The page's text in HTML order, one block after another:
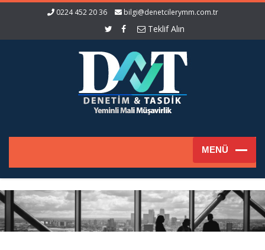
0224 452 20 36 bilgi@denetcilerymm.com.tr
Teklif Alın